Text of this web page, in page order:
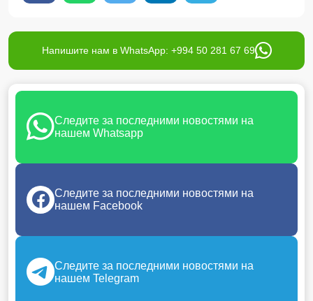
Напишите нам в WhatsApp: +994 50 281 67 69
Следите за последними новостями на
нашем Whatsapp
Следите за последними новостями на
нашем Facebook
Следите за последними новостями на
нашем Telegram